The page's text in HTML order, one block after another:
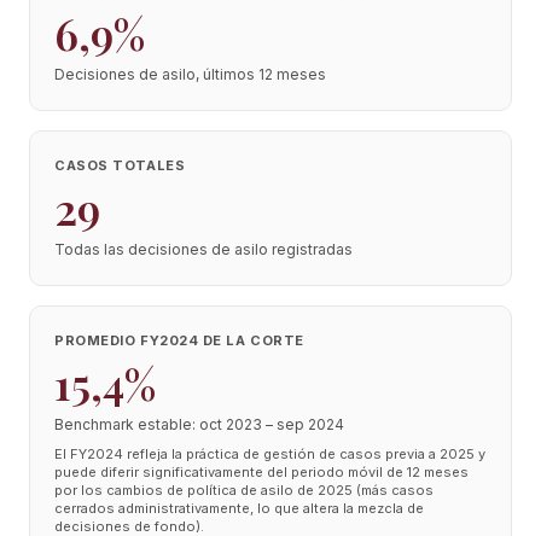
6,9%
Decisiones de asilo, últimos 12 meses
CASOS TOTALES
29
Todas las decisiones de asilo registradas
PROMEDIO FY2024 DE LA CORTE
15,4%
Benchmark estable: oct 2023 – sep 2024
El FY2024 refleja la práctica de gestión de casos previa a 2025 y
puede diferir significativamente del periodo móvil de 12 meses
por los cambios de política de asilo de 2025 (más casos
cerrados administrativamente, lo que altera la mezcla de
decisiones de fondo).